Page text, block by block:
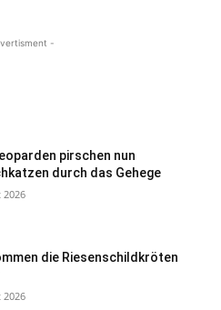
-
pirschen nun
durch das Gehege
2026
die Riesenschildkröten
2026